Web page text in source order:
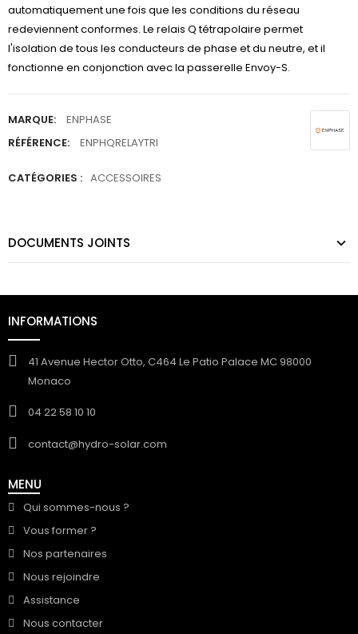
automatiquement une fois que les conditions du réseau
redeviennent conformes. Le relais Q tétrapolaire permet
l'isolation de tous les conducteurs de phase et du neutre, et il
fonctionne en conjonction avec la passerelle Envoy-S.
MARQUE:
ENPHASE
RÉFÉRENCE:
ENPHQRELAYTRI
CATÉGORIES : ACCESSOIRES
DOCUMENTS JOINTS
INFORMATIONS
41 Avenue Hector Otto, C464 Le Patio Palace MC 98000
Monaco
04 22 58 10 10
contact@hydro-solar.com
MENU
Qui sommes-nous ?
Vous former ?
Nos partenaires
Nous rejoindre
Assistance
Nous contacter